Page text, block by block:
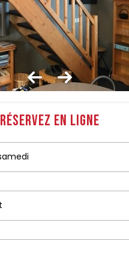
Réservez en ligne